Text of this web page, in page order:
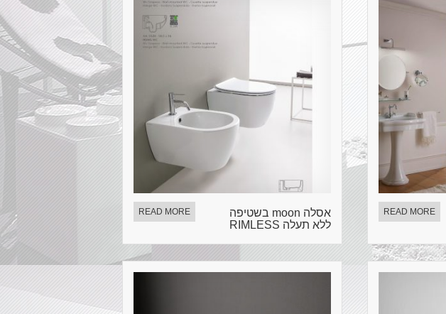
אסלה moon בשטיפה
ללא תעלה RIMLESS
READ MORE READ MORE